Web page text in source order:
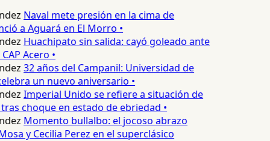
Naval mete presión en la cima de
a Aguará en El Morro •
Huachipato sin salida: cayó goleado ante
Acero •
32 años del Campanil: Universidad de
un nuevo aniversario •
Imperial Unido se refiere a situación de
choque en estado de ebriedad •
Momento bullalbo: el jocoso abrazo
y Cecilia Perez en el superclásico